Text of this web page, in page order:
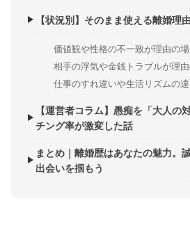
【状況別】そのまま使える離婚理
価値観や性格の不一致が理由の
相手の浮気や金銭トラブルが理
仕事のすれ違いや生活リズムの
【運営者コラム】愚痴を「大人の
チング率が激変した話
まとめ｜離婚歴はあなたの魅力。
出会いを掴もう